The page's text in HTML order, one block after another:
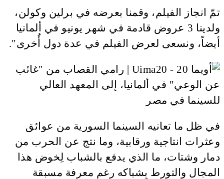
تمّ انجاز الفيلم، وقمنا بعرضه في برلين وكولن،
ولدينا 3 عروض قادمة في شهر يونيو في ألمانيا
أيضاً، ونسعى لعرض الفيلم في عدة دول أُخرى".
في ظل ما تعانيه السينما السورية من عوائق
وعثرات انتاجية ورقابية، وما نتج عن الحرب من
دمار وشتات، ما الذي يدفع بالشباب لِخوض هذا
المجال والتورط بِشباكه رغم معرفة مسبقة